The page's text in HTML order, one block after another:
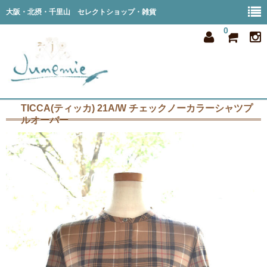
大阪・北摂・千里山 セレクトショップ・雑貨
0
home
all item
member
privacy
shop info
TICCA(ティッカ) 21A/W チェックノーカラーシャツプ
ルオーバー